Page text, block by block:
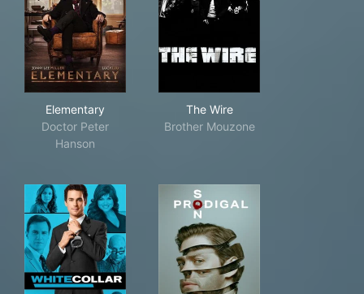
Elementary
Doctor Peter
Hanson
The Wire
Brother Mouzone